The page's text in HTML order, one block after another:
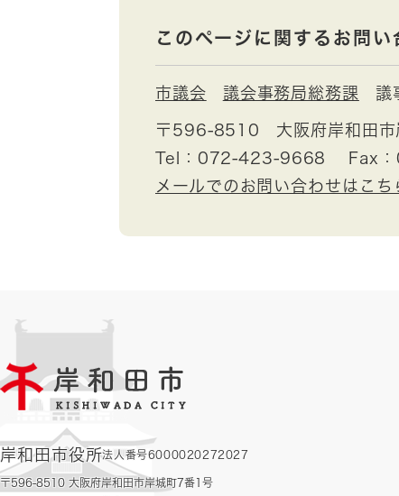
このページに関するお問い
市議会 議会事務局総務課 議
〒596-8510
大阪府岸和田
Tel：072-423-9668
Fax
メールでのお問い合わせはこち
岸和田市役所法人番号6000020272027
〒596-8510 大阪府岸和田市岸城町7番1号